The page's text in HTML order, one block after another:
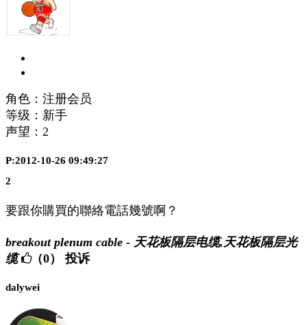
角色：注册会员
等级：新手
声望： 2
P:2012-10-26 09:49:27
2
要跟你購買的聯絡電話幾號啊？
breakout plenum cable - 天花板隔层电缆,天花板隔层光
缆
（0） 投诉
dalywei